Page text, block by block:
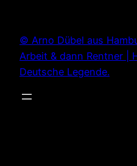
springen
© Arno Dübel aus
Arbeit & dann Rentner |
Deutsche Legende.